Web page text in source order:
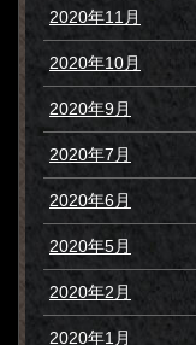
2020年11月
2020年10月
2020年9月
2020年7月
2020年6月
2020年5月
2020年2月
2020年1月